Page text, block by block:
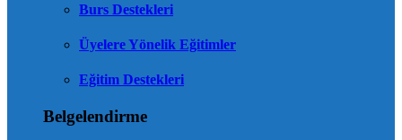
Burs Destekleri
Üyelere Yönelik Eğitimler
Eğitim Destekleri
Belgelendirme